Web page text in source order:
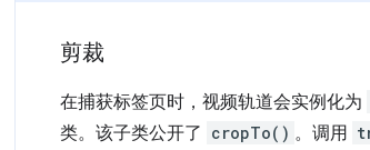
剪裁
在捕获标签页时，视频轨道会实例化为
类。该子类公开了 cropTo() 。调用